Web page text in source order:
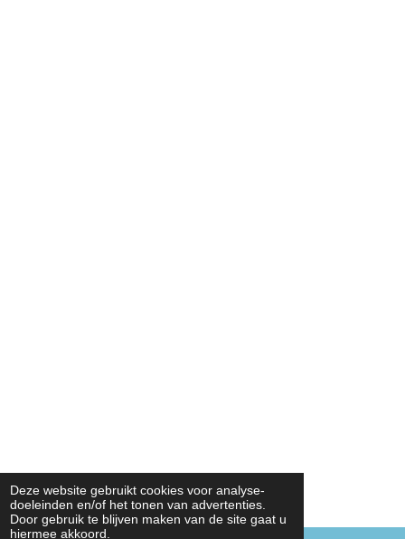
Deze website gebruikt cookies voor analyse-
doeleinden en/of het tonen van advertenties.
Door gebruik te blijven maken van de site gaat u
hiermee akkoord.